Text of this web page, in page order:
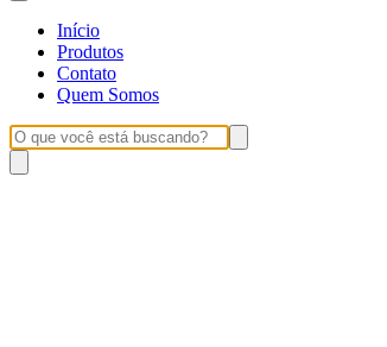
Início
Produtos
Contato
Quem Somos